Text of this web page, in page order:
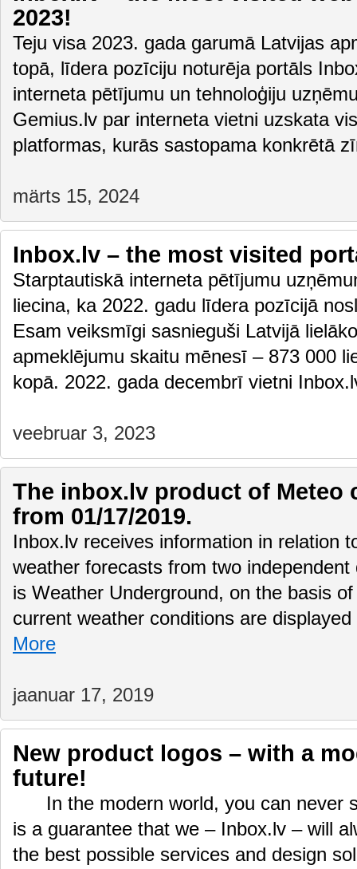
2023!
Teju visa 2023. gada garumā Latvijas
topā, līdera pozīciju noturēja portāls
interneta pētījumu un tehnoloģiju
Gemius.lv par interneta vietni uzskata
platformas, kurās sastopama konkrētā
märts 15, 2024
Inbox.lv – the most visited
Starptautiskā interneta pētījumu
liecina, ka 2022. gadu līdera pozīcijā
Esam veiksmīgi sasnieguši Latvijā
apmeklējumu skaitu mēnesī – 873 000
kopā. 2022. gada decembrī vietni
veebruar 3, 2023
The inbox.lv product of Meteo
from 01/17/2019.
Inbox.lv receives information in relation
weather forecasts from two
is Weather Underground, on the basis
current weather conditions are
More
jaanuar 17, 2019
New product logos – with a
future!
In the modern world, you can never
is a guarantee that we – Inbox.lv – will
the best possible services and design